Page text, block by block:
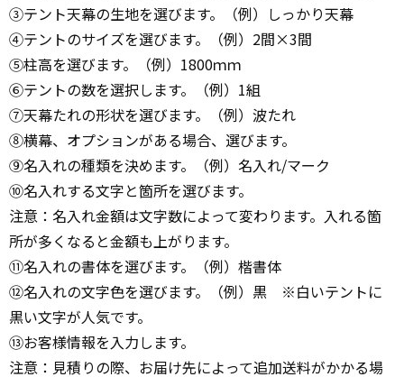
③テント天幕の生地を選びます。（例）しっかり天幕
④テントのサイズを選びます。（例）2間×3間
⑤柱高を選びます。（例）1800ｍｍ
⑥テントの数を選択します。（例）1組
⑦天幕たれの形状を選びます。（例）波たれ
⑧横幕、オプションがある場合、選びます。
⑨名入れの種類を決めます。（例）名入れ/マーク
⑩名入れする文字と箇所を選びます。
注意：名入れ金額は文字数によって変わります。入れる箇
所が多くなると金額も上がります。
⑪名入れの書体を選びます。（例）楷書体
⑫名入れの文字色を選びます。（例）黒 ※白いテントに
黒い文字が人気です。
⑬お客様情報を入力します。
注意：見積りの際、お届け先によって追加送料がかかる場